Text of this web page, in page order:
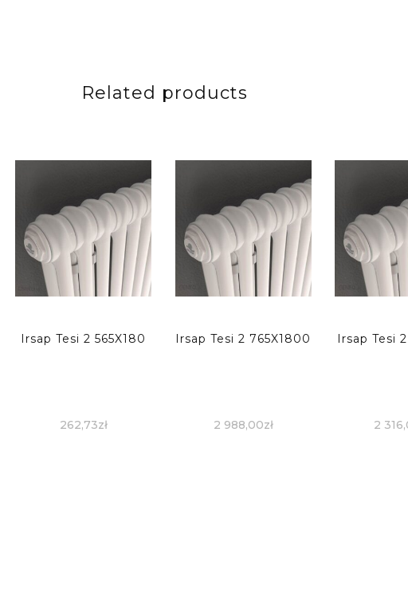
Related products
Irsap Tesi 2 565X180
262,73zł
Irsap Tesi 2 765X1800
2 988,00zł
Irsap Tesi
2